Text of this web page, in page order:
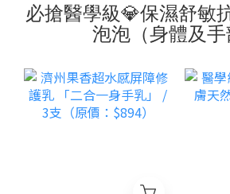
必搶醫學級💎保濕舒敏
泡泡（身體及手